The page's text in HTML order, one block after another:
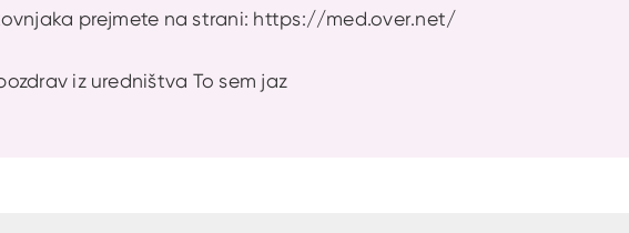
prejmete na strani: https://med.over.net/
iz uredništva To sem jaz